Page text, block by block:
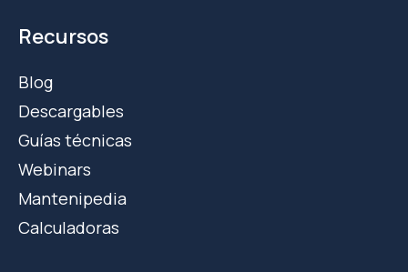
Recursos
Blog
Descargables
Guías técnicas
Webinars
Mantenipedia
Calculadoras